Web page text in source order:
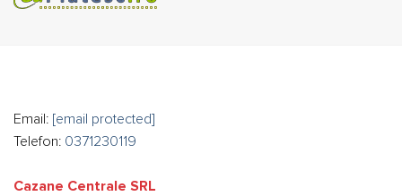
Email: [email protected]
Telefon: 0371230119
Cazane Centrale SRL